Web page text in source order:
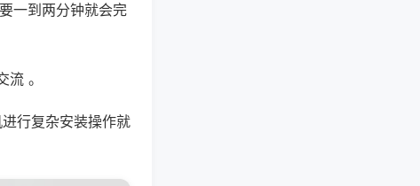
一到两分钟就会完
。
行复杂安装操作就